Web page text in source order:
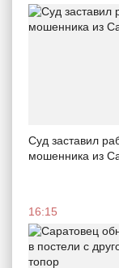
Суд заставил
мошенника из
16:15